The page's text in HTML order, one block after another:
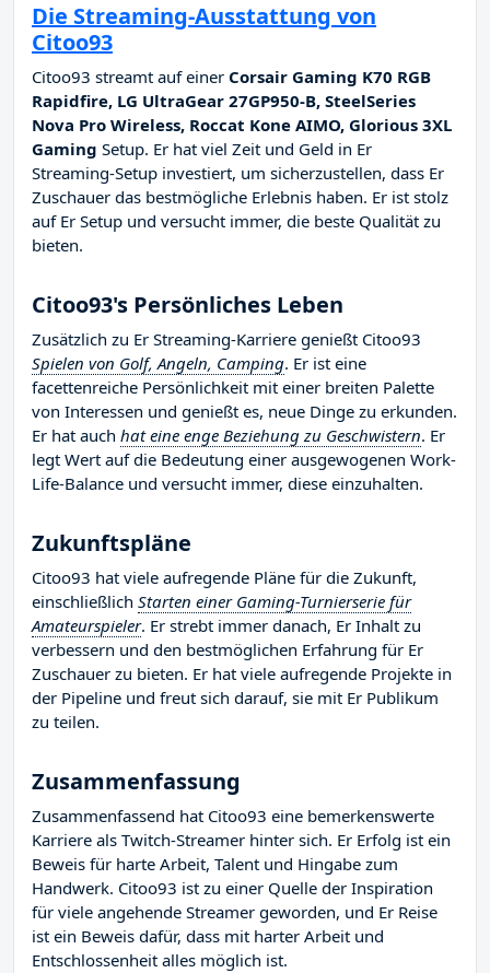
Die Streaming-Ausstattung von
Citoo93
Citoo93 streamt auf einer Corsair Gaming K70 RGB
Rapidfire, LG UltraGear 27GP950-B, SteelSeries
Nova Pro Wireless, Roccat Kone AIMO, Glorious 3XL
Gaming Setup. Er hat viel Zeit und Geld in Er
Streaming-Setup investiert, um sicherzustellen, dass Er
Zuschauer das bestmögliche Erlebnis haben. Er ist stolz
auf Er Setup und versucht immer, die beste Qualität zu
bieten.
Citoo93's Persönliches Leben
Zusätzlich zu Er Streaming-Karriere genießt Citoo93
Spielen von Golf, Angeln, Camping. Er ist eine
facettenreiche Persönlichkeit mit einer breiten Palette
von Interessen und genießt es, neue Dinge zu erkunden.
Er hat auch hat eine enge Beziehung zu Geschwistern. Er
legt Wert auf die Bedeutung einer ausgewogenen Work-
Life-Balance und versucht immer, diese einzuhalten.
Zukunftspläne
Citoo93 hat viele aufregende Pläne für die Zukunft,
einschließlich Starten einer Gaming-Turnierserie für
Amateurspieler. Er strebt immer danach, Er Inhalt zu
verbessern und den bestmöglichen Erfahrung für Er
Zuschauer zu bieten. Er hat viele aufregende Projekte in
der Pipeline und freut sich darauf, sie mit Er Publikum
zu teilen.
Zusammenfassung
Zusammenfassend hat Citoo93 eine bemerkenswerte
Karriere als Twitch-Streamer hinter sich. Er Erfolg ist ein
Beweis für harte Arbeit, Talent und Hingabe zum
Handwerk. Citoo93 ist zu einer Quelle der Inspiration
für viele angehende Streamer geworden, und Er Reise
ist ein Beweis dafür, dass mit harter Arbeit und
Entschlossenheit alles möglich ist.